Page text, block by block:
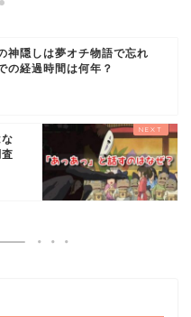
神隠しは夢オチ物語で忘れ
の経過時間は何年？